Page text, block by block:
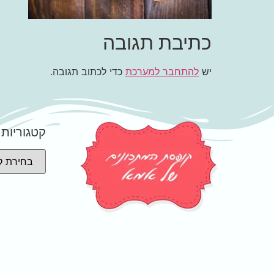
כתיבת תגובה
יש להתחבר למערכת כדי לכתוב תגובה.
קטגוריות